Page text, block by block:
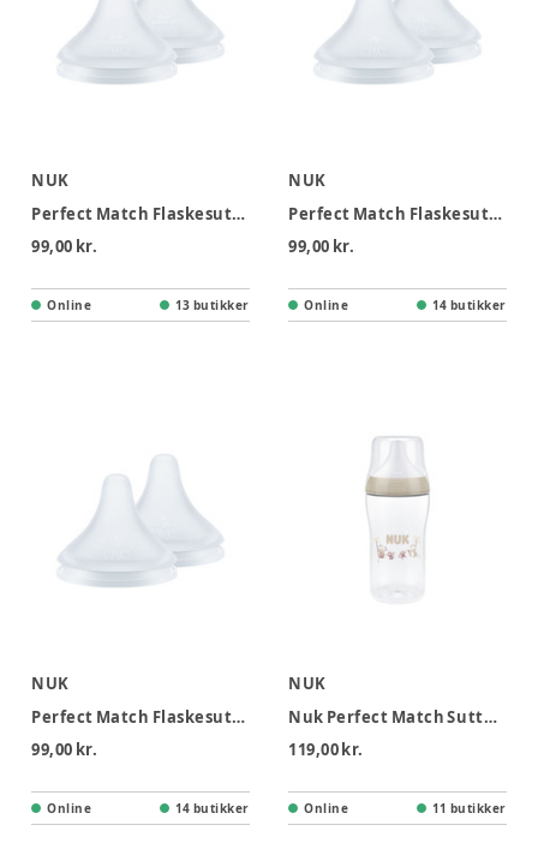
NUK
Perfect Match Flaskesutt Flowcontrol
99,00 kr.
Online 13 butikker
NUK
Perfect Match Flaskesutt str. M
99,00 kr.
Online 14 butikker
NUK
Perfect Match Flaskesutt str. S
99,00 kr.
Online 14 butikker
NUK
Nuk Perfect Match Sutteflaske 260 ml - Monkey
119,00 kr.
Online 11 butikker